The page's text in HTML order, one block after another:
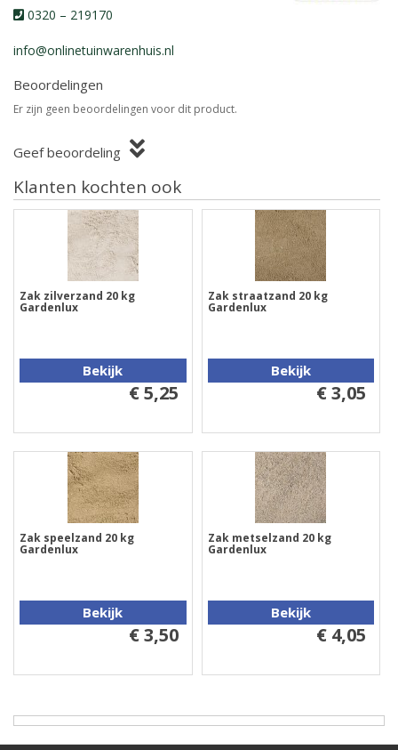
0320 – 219170
info@onlinetuinwarenhuis.nl
Beoordelingen
Er zijn geen beoordelingen voor dit product.
Geef beoordeling
Klanten kochten ook
Zak zilverzand 20 kg
Gardenlux
Bekijk
€ 5,25
Zak straatzand 20 kg
Gardenlux
Bekijk
€ 3,05
Zak speelzand 20 kg
Gardenlux
Bekijk
€ 3,50
Zak metselzand 20 kg
Gardenlux
Bekijk
€ 4,05